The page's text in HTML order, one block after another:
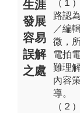
生涯
發展
容易
誤解
之處
（１
路認
／編
微，
電拍
難理
內容
導。
（２